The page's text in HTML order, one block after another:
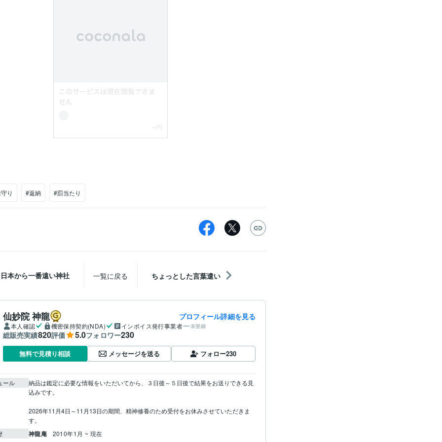
り #返納 #罰当たり
日本から一番遠い神社 一覧に戻る ちょっとした言葉遣い
仙妙院 神龍 プロフィール詳細を見る
本人確認 機密保持契約(NDA) インボイス発行事業者 未登録
総販売実績820評価 5.0フォロワー230
無料で見積り相談 メッセージを送る フォロー230
ール
納品は鑑定に必要な情報をいただいてから、３日後～５日後で結果をお送りできる見
込みです。
2026年11月4日～11月13日の期間、精神修養のため受付をお休みさせていただきま
す。
神龍庵 2010年1月 ~ 現在